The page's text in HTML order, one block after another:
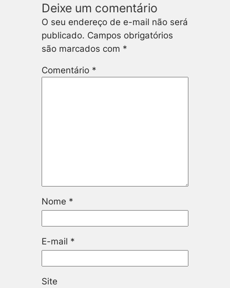
Deixe um comentário
O seu endereço de e-mail não será
publicado. Campos obrigatórios
são marcados com *
Comentário *
Nome *
E-mail *
Site